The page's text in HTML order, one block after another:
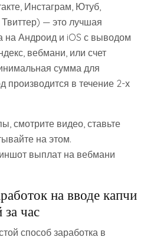
Инстаграм, Ютуб,
— это лучшая
на Андроид и iOS с выводом
вебмани, или счет
сумма для
производится в течение 2-х
смотрите видео, ставьте
на этом.
на вводе капчи
час
способ заработка в